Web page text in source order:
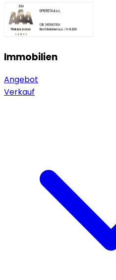
Immobilien
Angebot
Verkauf